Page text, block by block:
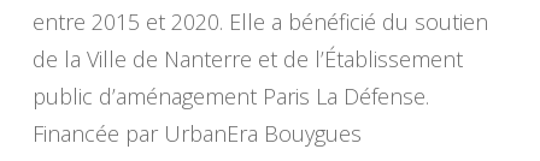
entre 2015 et 2020. Elle a bénéficié du soutien
de la Ville de Nanterre et de l’Établissement
public d’aménagement Paris La Défense.
Financée par UrbanEra Bouygues